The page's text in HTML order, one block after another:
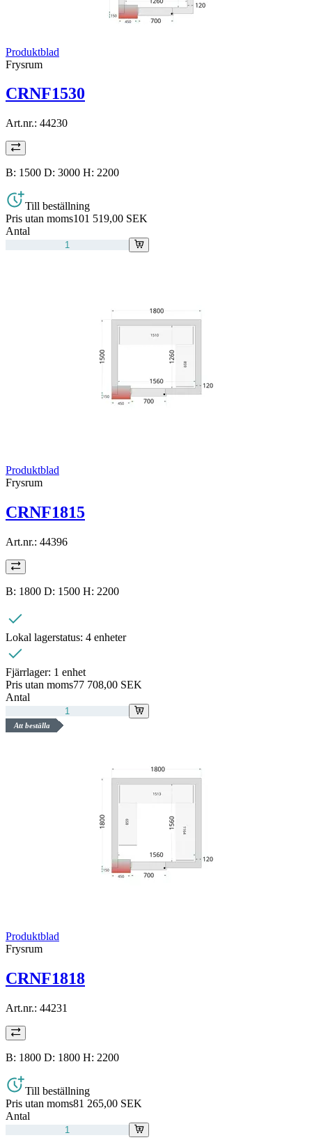
Produktblad
Frysrum
CRNF1530
Art.nr.: 44230
B: 1500 D: 3000 H: 2200
Till beställning
Pris utan moms101 519,00 SEK
Antal
Produktblad
Frysrum
CRNF1815
Art.nr.: 44396
B: 1800 D: 1500 H: 2200
Lokal lagerstatus: 4 enheter
Fjärrlager: 1 enhet
Pris utan moms77 708,00 SEK
Antal
Att beställa
Produktblad
Frysrum
CRNF1818
Art.nr.: 44231
B: 1800 D: 1800 H: 2200
Till beställning
Pris utan moms81 265,00 SEK
Antal